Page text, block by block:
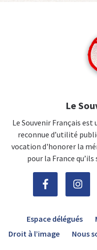
Le
Le Souvenir Français
reconnue d’utilité
vocation d'honorer la
pour la France
Espace délégués
Droit à l’image
Nous